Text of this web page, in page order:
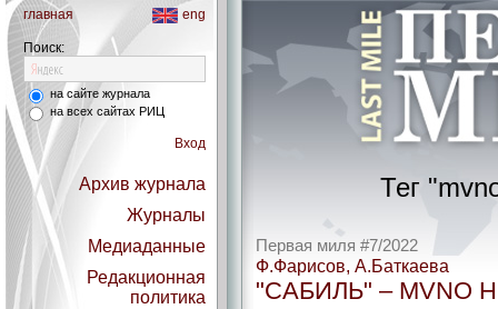
главная eng
Поиск:
на сайте журнала
на всех сайтах РИЦ
Вход
Архив журнала
Журналы
Медиаданные
Редакционная
политика
Тег
Первая миля #7/2022
Ф.Фарисов, А.Баткаева
"САБИЛЬ" – MVNO